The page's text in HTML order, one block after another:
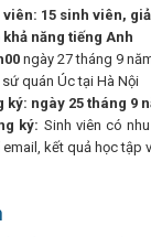
viên: 15 sinh viên,
khả năng tiếng Anh
ngày 27 tháng 9
quán Úc tại Hà Nội
ký: ngày 25 tháng 9
ký: Sinh viên có
email, kết quả học tập